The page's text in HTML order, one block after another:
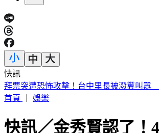
快訊
北市6旬老姊姊大街狂毆56歲弟 背後心酸
首頁
娛樂
快訊／金秀賢認了